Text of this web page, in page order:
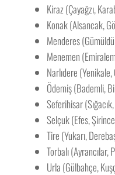
Kiraz (Çayağzı,
Konak (Alsancak,
Menderes
Menemen
Narlıdere
Ödemiş (Bademli,
Seferihisar
Selçuk (Efes,
Tire (Yukarı,
Torbalı (Ayrancılar,
Urla (Gülbahçe,